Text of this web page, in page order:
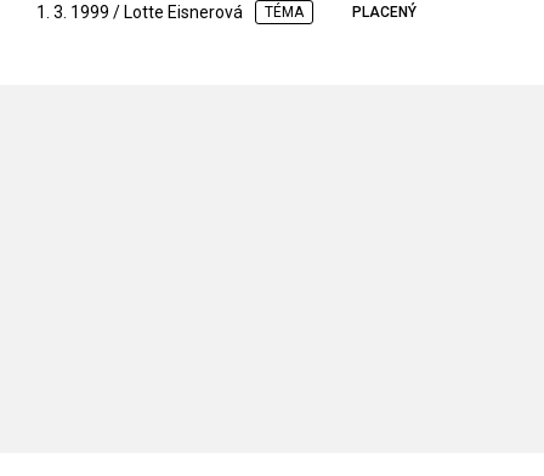
1. 3. 1999 / Lotte Eisnerová TÉMA PLACENÝ